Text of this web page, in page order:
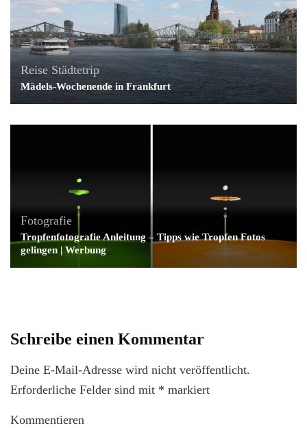
Reise Städtetrip
Mädels-Wochenende in Frankfurt
Fotografie
Tropfenfotografie Anleitung – Tipps wie Tropfen Fotos
gelingen | Werbung
Schreibe einen Kommentar
Deine E-Mail-Adresse wird nicht veröffentlicht.
Erforderliche Felder sind mit * markiert
Kommentieren